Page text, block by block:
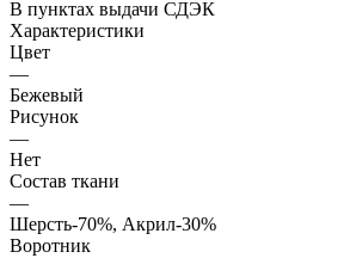
В пунктах выдачи СДЭК
Характеристики
Цвет
—
Бежевый
Рисунок
—
Нет
Состав ткани
—
Шерсть-70%, Акрил-30%
Воротник